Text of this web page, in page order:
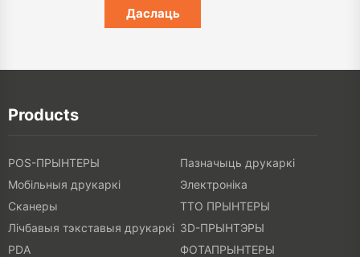
Products
POS-ПРЫНТЕРЫ
Пазначыць друкаркі
Мобільныя друкаркі
Электроніка
Сканеры
ТТО ПРЫНТЕРЫ
Лічбавыя тэкставыя друкаркі 3D-ПРЫНТЭРЫ
PDA
ФОТАПРЫНТЕРЫ